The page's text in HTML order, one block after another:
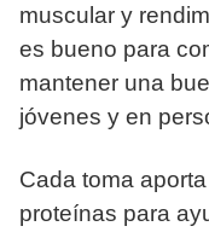
muscular y
es bueno para
mantener una
jóvenes y en
Cada toma
proteínas para